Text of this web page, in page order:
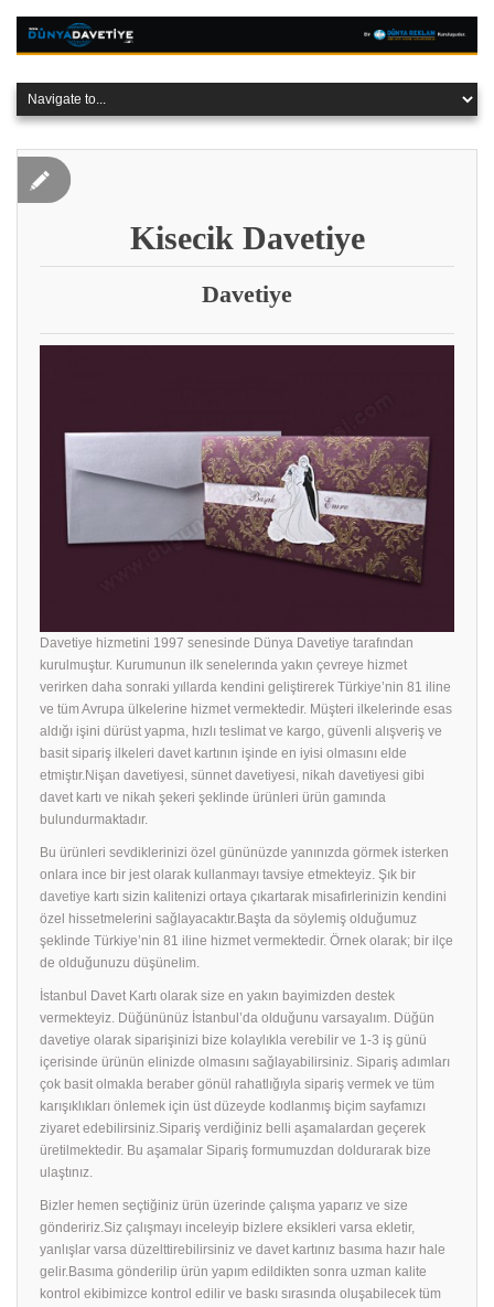
Kisecik Davetiye
Davetiye
Davetiye hizmetini 1997 senesinde Dünya Davetiye tarafından
kurulmuştur. Kurumunun ilk senelerında yakın çevreye hizmet
verirken daha sonraki yıllarda kendini geliştirerek Türkiye’nin 81 iline
ve tüm Avrupa ülkelerine hizmet vermektedir. Müşteri ilkelerinde esas
aldığı işini dürüst yapma, hızlı teslimat ve kargo, güvenli alışveriş ve
basit sipariş ilkeleri davet kartının işinde en iyisi olmasını elde
etmiştır.Nişan davetiyesi, sünnet davetiyesi, nikah davetiyesi gibi
davet kartı ve nikah şekeri şeklinde ürünleri ürün gamında
bulundurmaktadır.
Bu ürünleri sevdiklerinizi özel gününüzde yanınızda görmek isterken
onlara ince bir jest olarak kullanmayı tavsiye etmekteyiz. Şık bir
davetiye kartı sizin kalitenizi ortaya çıkartarak misafirlerinizin kendini
özel hissetmelerini sağlayacaktır.Başta da söylemiş olduğumuz
şeklinde Türkiye’nin 81 iline hizmet vermektedir. Örnek olarak; bir ilçe
de olduğunuzu düşünelim.
İstanbul Davet Kartı olarak size en yakın bayimizden destek
vermekteyiz. Düğününüz İstanbul’da olduğunu varsayalım. Düğün
davetiye olarak siparişinizi bize kolaylıkla verebilir ve 1-3 iş günü
içerisinde ürünün elinizde olmasını sağlayabilirsiniz. Sipariş adımları
çok basit olmakla beraber gönül rahatlığıyla sipariş vermek ve tüm
karışıklıkları önlemek için üst düzeyde kodlanmış biçim sayfamızı
ziyaret edebilirsiniz.Sipariş verdiğiniz belli aşamalardan geçerek
üretilmektedir. Bu aşamalar Sipariş formumuzdan doldurarak bize
ulaştınız.
Bizler hemen seçtiğiniz ürün üzerinde çalışma yaparız ve size
göndeririz.Siz çalışmayı inceleyip bizlere eksikleri varsa ekletir,
yanlışlar varsa düzelttirebilirsiniz ve davet kartınız basıma hazır hale
gelir.Basıma gönderilip ürün yapım edildikten sonra uzman kalite
kontrol ekibimizce kontrol edilir ve baskı sırasında oluşabilecek tüm